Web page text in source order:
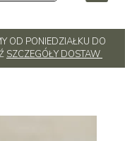
OD PONIEDZIAŁKU DO
SZCZEGÓŁY DOSTAW